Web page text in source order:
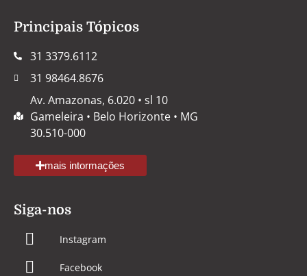
Principais Tópicos
31 3379.6112
31 98464.8676
Av. Amazonas, 6.020 • sl 10
Gameleira • Belo Horizonte • MG
30.510-000
mais intormações
Siga-nos
Instagram
Facebook